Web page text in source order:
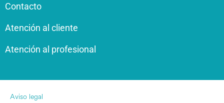
Contacto
Atención al cliente
Atención al profesional
Aviso legal